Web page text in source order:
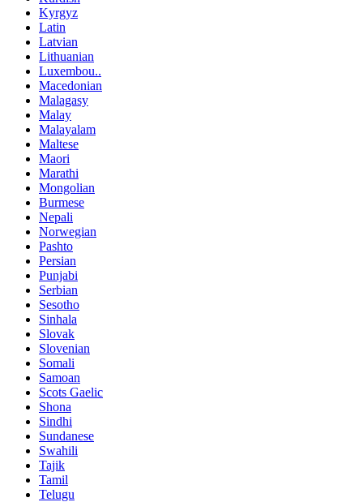
Kyrgyz
Latin
Latvian
Lithuanian
Luxembou..
Macedonian
Malagasy
Malay
Malayalam
Maltese
Maori
Marathi
Mongolian
Burmese
Nepali
Norwegian
Pashto
Persian
Punjabi
Serbian
Sesotho
Sinhala
Slovak
Slovenian
Somali
Samoan
Scots Gaelic
Shona
Sindhi
Sundanese
Swahili
Tajik
Tamil
Telugu